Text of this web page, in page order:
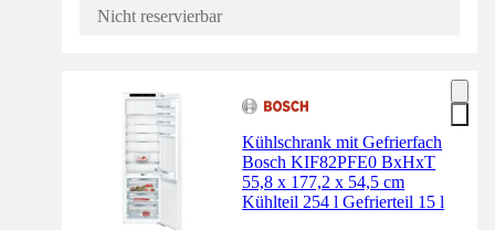
Nicht reservierbar
Kühlschrank mit Gefrierfach
Bosch KIF82PFE0 BxHxT
55,8 x 177,2 x 54,5 cm
Kühlteil 254 l Gefrierteil 15 l